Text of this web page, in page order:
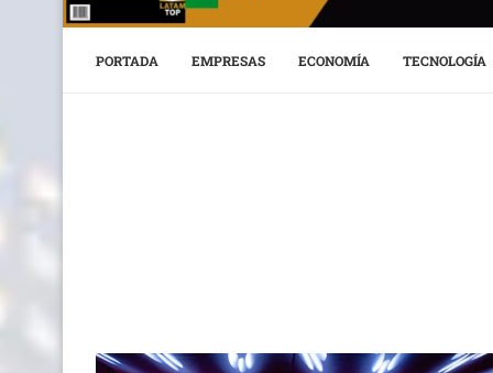
PORTADA EMPRESAS ECONOMÍA TECNOLOGÍA